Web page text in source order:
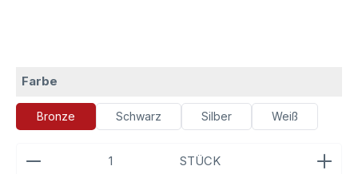
Farbe
Bronze Schwarz Silber Weiß
Produkt Anzahl: Gib den gewünschten Wert ein
STÜCK